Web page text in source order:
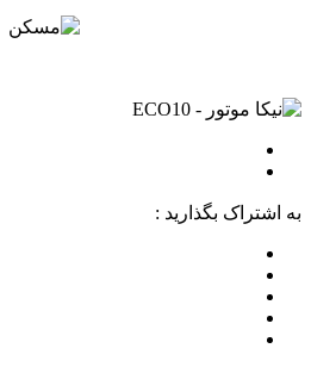
به اشتراک بگذارید :